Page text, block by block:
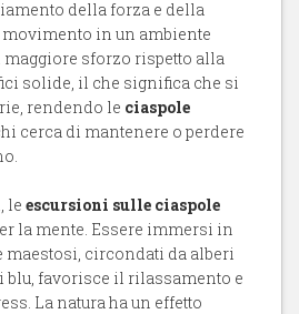
della forza e della
in un ambiente
sforzo rispetto alla
solide, il che significa che si
rendendo le ciaspole
cerca di mantenere o perdere
le escursioni sulle ciaspole
la mente. Essere immersi in
circondati da alberi
blu, favorisce il rilassamento e
La natura ha un effetto